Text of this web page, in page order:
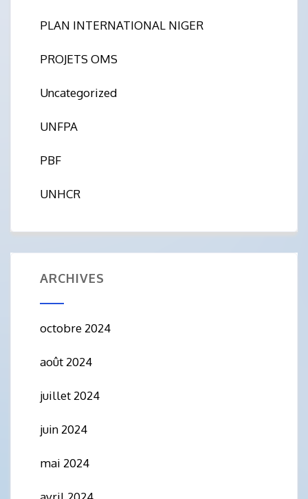
PLAN INTERNATIONAL NIGER
PROJETS OMS
Uncategorized
UNFPA
PBF
UNHCR
ARCHIVES
octobre 2024
août 2024
juillet 2024
juin 2024
mai 2024